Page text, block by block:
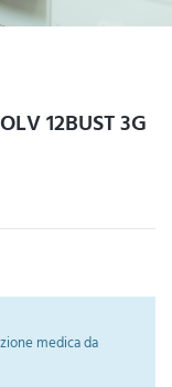
12BUST 3G
medica da